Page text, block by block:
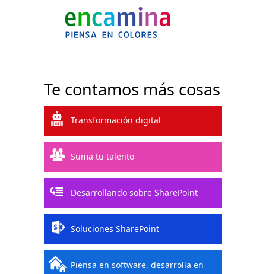
Te contamos más cosas
Transformación digital
Suma tu talento
Desarrollando sobre SharePoint
Soluciones SharePoint
Piensa en software, desarrolla en